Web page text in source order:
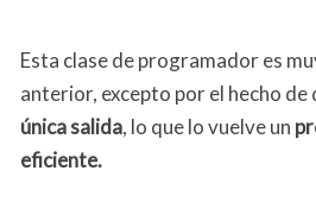
Esta clase de programador es
anterior, excepto por el hecho de
única salida, lo que lo vuelve un
eficiente.